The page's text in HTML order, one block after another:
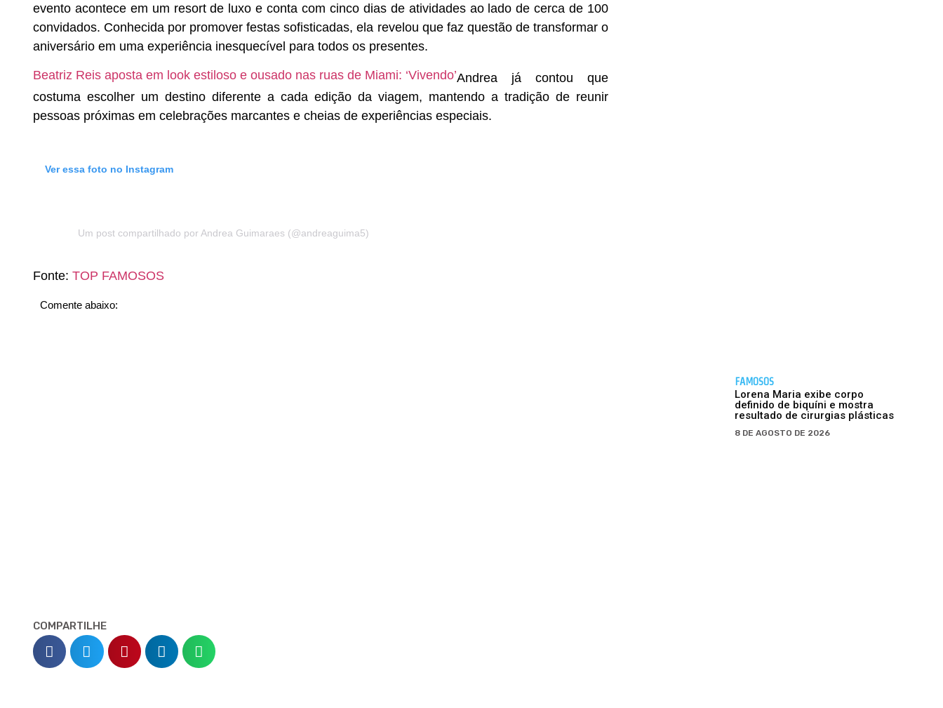
evento acontece em um resort de luxo e conta com cinco dias de atividades ao lado de cerca de 100
convidados. Conhecida por promover festas sofisticadas, ela revelou que faz questão de transformar o
aniversário em uma experiência inesquecível para todos os presentes.
Beatriz Reis aposta em look estiloso e ousado nas ruas de Miami: ‘Vivendo’Andrea já contou que
costuma escolher um destino diferente a cada edição da viagem, mantendo a tradição de reunir
pessoas próximas em celebrações marcantes e cheias de experiências especiais.
Ver essa foto no Instagram
Um post compartilhado por Andrea Guimaraes (@andreaguima5)
Fonte: TOP FAMOSOS
Comente abaixo:
COMPARTILHE
FAMOSOS
Lorena Maria exibe corpo
definido de biquíni e mostra
resultado de cirurgias plásticas
8 DE AGOSTO DE 2026